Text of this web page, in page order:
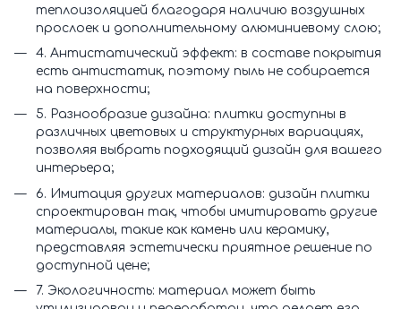
теплоизоляцией благодаря наличию воздушных
прослоек и дополнительному алюминиевому слою;
4. Антистатический эффект: в составе покрытия
есть антистатик, поэтому пыль не собирается
на поверхности;
5. Разнообразие дизайна: плитки доступны в
различных цветовых и структурных вариациях,
позволяя выбрать подходящий дизайн для вашего
интерьера;
6. Имитация других материалов: дизайн плитки
спроектирован так, чтобы имитировать другие
материалы, такие как камень или керамику,
представляя эстетически приятное решение по
доступной цене;
7. Экологичность: материал может быть